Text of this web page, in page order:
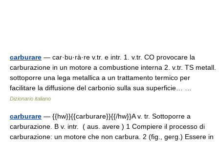
carburare — car·bu·rà·re v.tr. e intr. 1. v.tr. CO provocare la
carburazione in un motore a combustione interna 2. v.tr. TS metall.
sottoporre una lega metallica a un trattamento termico per
facilitare la diffusione del carbonio sulla sua superficie… …
Dizionario italiano
carburare — {{hw}}{{carburare}}{{/hw}}A v. tr. Sottoporre a
carburazione. B v. intr. ( aus. avere ) 1 Compiere il processo di
carburazione: un motore che non carbura. 2 (fig., gerg.) Essere in